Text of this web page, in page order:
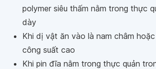
polymer siêu thấm nằm trong thực
dày
Khi dị vật ăn vào là nam châm
công suất cao
Khi pin đĩa nằm trong thực quản